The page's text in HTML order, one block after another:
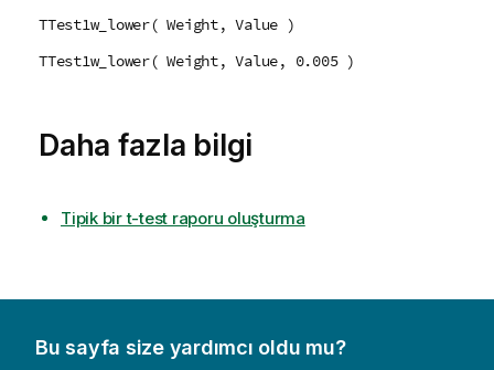
TTest1w_lower( Weight, Value )
TTest1w_lower( Weight, Value, 0.005 )
Daha fazla bilgi
Tipik bir t-test raporu oluşturma
Bu sayfa size yardımcı oldu mu?